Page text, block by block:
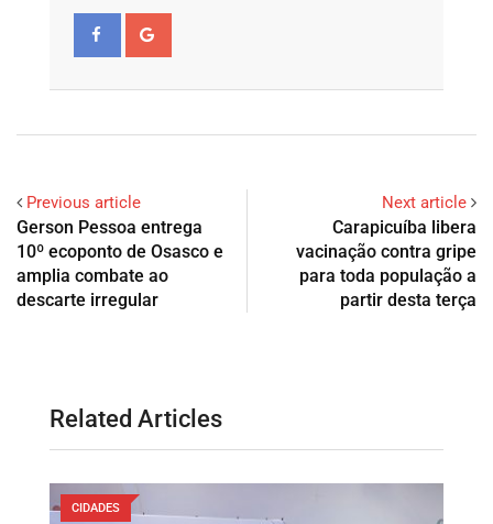
Previous article
Gerson Pessoa entrega
10º ecoponto de Osasco e
amplia combate ao
descarte irregular
Next article
Carapicuíba libera
vacinação contra gripe
para toda população a
partir desta terça
Related Articles
CIDADES